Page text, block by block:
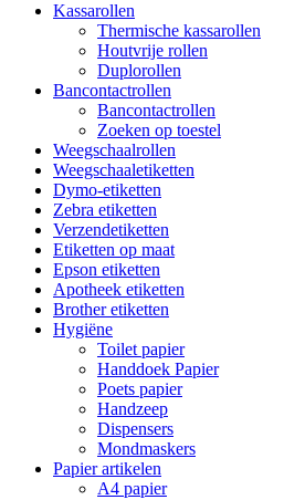
Kassarollen
Thermische kassarollen
Houtvrije rollen
Duplorollen
Bancontactrollen
Bancontactrollen
Zoeken op toestel
Weegschaalrollen
Weegschaaletiketten
Dymo-etiketten
Zebra etiketten
Verzendetiketten
Etiketten op maat
Epson etiketten
Apotheek etiketten
Brother etiketten
Hygiëne
Toilet papier
Handdoek Papier
Poets papier
Handzeep
Dispensers
Mondmaskers
Papier artikelen
A4 papier